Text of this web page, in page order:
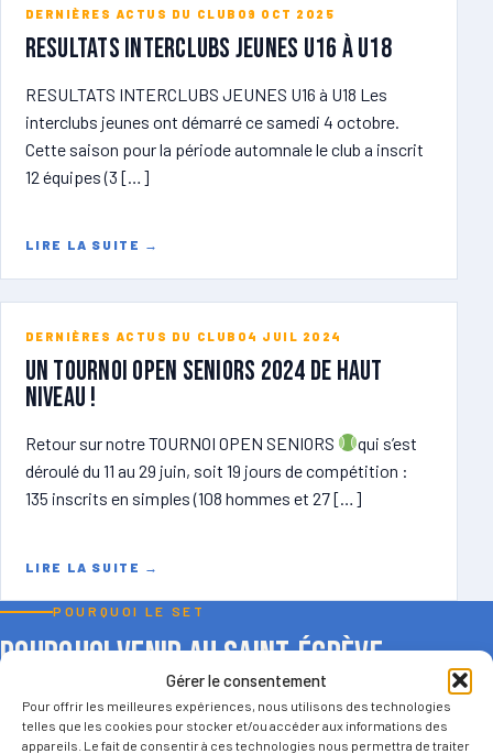
Gérer le consentement
Pour offrir les meilleures expériences, nous utilisons des technologies
telles que les cookies pour stocker et/ou accéder aux informations des
appareils. Le fait de consentir à ces technologies nous permettra de traiter
DERNIÈRES ACTUS DU CLUB 09 OCT 2025
RESULTATS INTERCLUBS JEUNES U16 à U18
RESULTATS INTERCLUBS JEUNES U16 à U18 Les
interclubs jeunes ont démarré ce samedi 4 octobre.
Cette saison pour la période automnale le club a inscrit
12 équipes (3 […]
LIRE LA SUITE →
DERNIÈRES ACTUS DU CLUB 04 JUIL 2024
Un tournoi open seniors 2024 de haut
niveau !
Retour sur notre TOURNOI OPEN SENIORS
qui s’est
déroulé du 11 au 29 juin, soit 19 jours de compétition :
135 inscrits en simples (108 hommes et 27 […]
LIRE LA SUITE →
POURQUOI LE SET
Pourquoi venir au Saint-Égrève
Tennis ?